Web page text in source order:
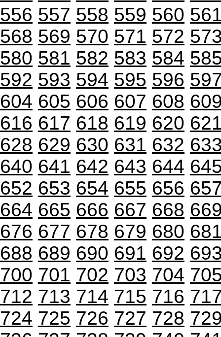
556 557 558 559 560
568 569 570 571 572
580 581 582 583 584
592 593 594 595 596
604 605 606 607 608
616 617 618 619 620
628 629 630 631 632
640 641 642 643 644
652 653 654 655 656
664 665 666 667 668
676 677 678 679 680
688 689 690 691 692
700 701 702 703 704
712 713 714 715 716
724 725 726 727 728